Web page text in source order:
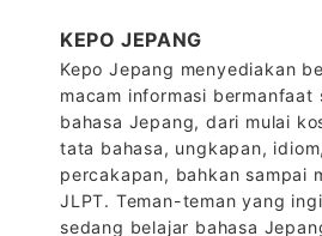
KEPO JEPANG
Kepo Jepang menyediakan
macam informasi bermanfaat
bahasa Jepang, dari mulai
tata bahasa, ungkapan, idiom,
percakapan, bahkan sampai
JLPT. Teman-teman yang
sedang belajar bahasa